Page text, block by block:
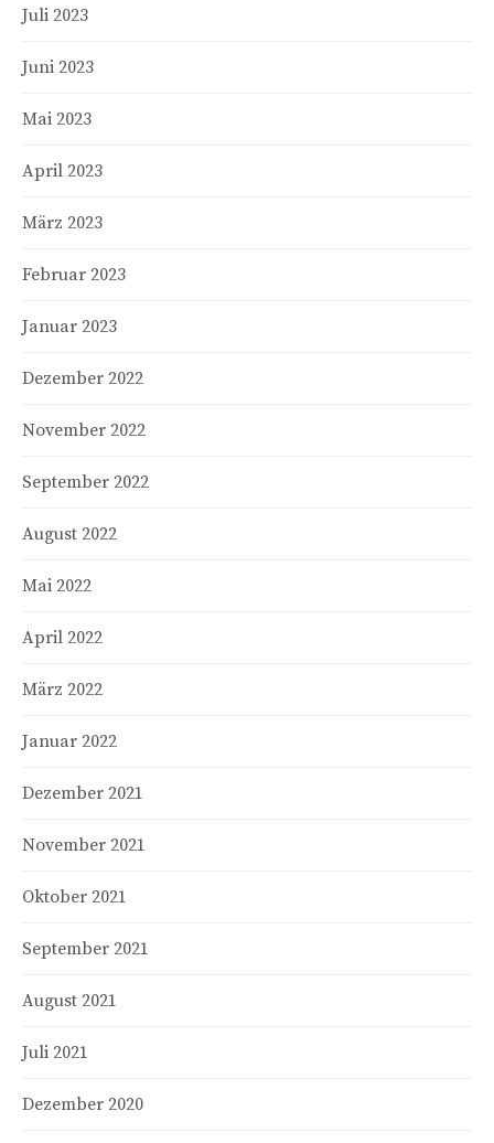
Juli 2023
Juni 2023
Mai 2023
April 2023
März 2023
Februar 2023
Januar 2023
Dezember 2022
November 2022
September 2022
August 2022
Mai 2022
April 2022
März 2022
Januar 2022
Dezember 2021
November 2021
Oktober 2021
September 2021
August 2021
Juli 2021
Dezember 2020